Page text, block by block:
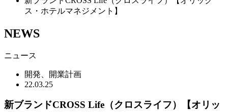
ス・ホテルマネジメント】
NEWS
ニュース
開発、開業計画
22.03.25
新ブランドCROSS Life（クロスライフ）【オリッ